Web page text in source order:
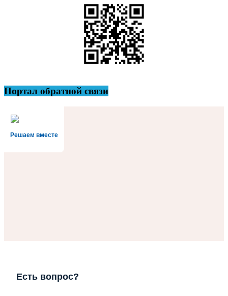
Портал обратной связи
Решаем вместе
Есть вопрос?